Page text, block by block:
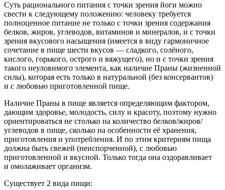
Суть рационального питания с точки зрения йоги можно
свести к следующему положению: человеку требуется
полноценное питание не только с точки зрения содержания
белков, жиров, углеводов, витаминов и минералов, и с точки
зрения вкусового насыщения (имеется в виду гармоничное
сочетание в пище шести вкусов — сладкого, солёного,
кислого, горького, острого и вяжущего), но и с точки зрения
такого неуловимого элемента, как наличие Праны (жизненной
силы), которая есть только в натуральной (без консервантов)
и с любовью приготовленной пище.
Наличие Праны в пище является определяющим фактором,
дающим здоровье, молодость, силу и красоту, поэтому нужно
ориентироваться не столько на количество белков/жиров/
углеводов в пище, сколько на особенности её хранения,
приготовления и употребления. И по этим критериям пища
должна быть свежей (неиспорченной), с любовью
приготовленной и вкусной. Только тогда она оздоравливает
и омолаживает организм.
Существует 2 вида пищи: